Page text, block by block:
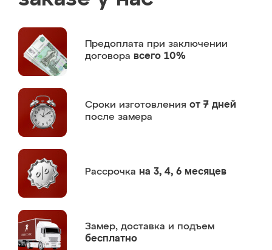
Предоплата при заключении
договора всего 10%
Сроки изготовления от 7 дней
после замера
Рассрочка на 3, 4, 6 месяцев
Замер, доставка и подъем
бесплатно